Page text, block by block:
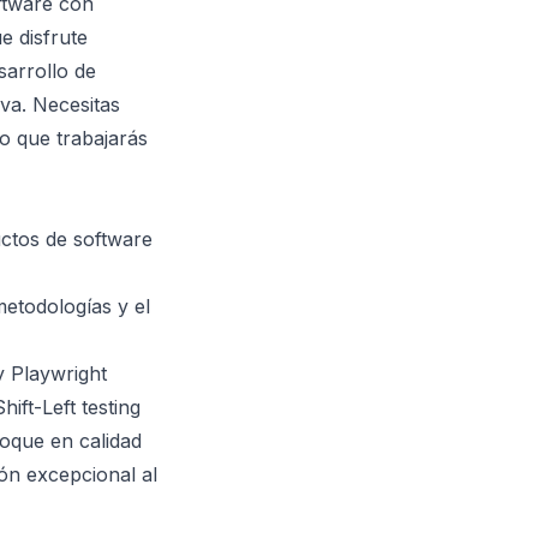
disfrute
de
Necesitas
que trabajarás
de software
y el
Playwright
Left testing
en calidad
excepcional al